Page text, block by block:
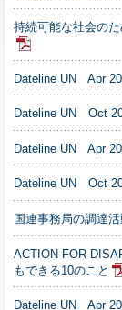
持続可能な社会の
Dateline UN Apr
Dateline UN Oct
Dateline UN Apr
Dateline UN Oct
国連事務局の調達
ACTION FOR
もできる10のこと
Dateline UN Apr